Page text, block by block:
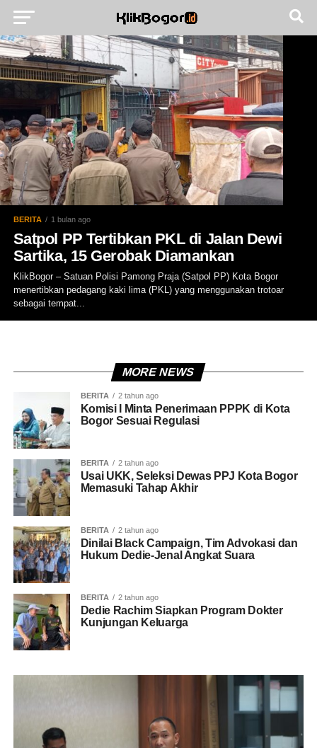
BERITA 1 bulan ago
Satpol PP Tertibkan PKL di Jalan Dewi
Sartika, 15 Gerobak Diamankan
KlikBogor – Satuan Polisi Pamong Praja (Satpol PP) Kota Bogor
menertibkan pedagang kaki lima (PKL) yang menggunakan trotoar
sebagai tempat...
MORE NEWS
BERITA 2 tahun ago
Komisi I Minta Penerimaan PPPK di Kota
Bogor Sesuai Regulasi
BERITA 2 tahun ago
Usai UKK, Seleksi Dewas PPJ Kota Bogor
Memasuki Tahap Akhir
BERITA 2 tahun ago
Dinilai Black Campaign, Tim Advokasi dan
Hukum Dedie-Jenal Angkat Suara
BERITA 2 tahun ago
Dedie Rachim Siapkan Program Dokter
Kunjungan Keluarga